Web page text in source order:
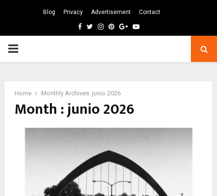
Blog Privacy Advertisement Contact
Facebook
TwitterInstagram
Pinterest
GoogleYoutube
PRIMARY
Home Monthly Archives: junio 2026
Month : junio 2026